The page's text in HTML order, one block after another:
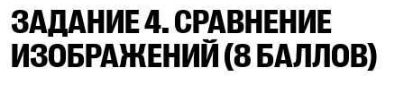
ЗАДАНИЕ 4. СРАВНЕНИЕ
ИЗОБРАЖЕНИЙ (8 БАЛЛОВ)